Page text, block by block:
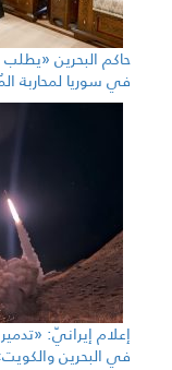
حاكم البحرين «يطلب
في سوريا لمحاربة
إعلام إيرانيّ: «تدمير
في البحرين والكويت»